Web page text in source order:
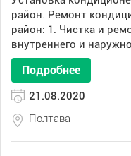
район. Ремонт
район: 1. Чистка и
внутреннего и
Подробнее
21.08.2020
Полтава